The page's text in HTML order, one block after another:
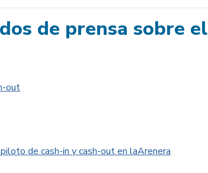
de prensa sobre el
out
de cash-in y cash-out en laArenera